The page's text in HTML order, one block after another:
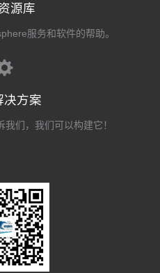
源库
服务和软件的帮助。
决方案
们，我们可以构建它！